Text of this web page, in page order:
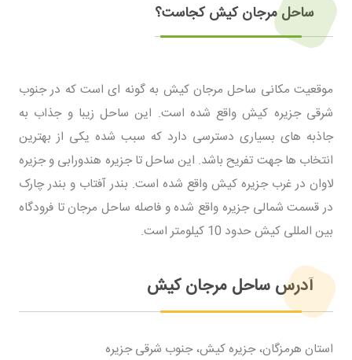
ساحل مرجان کیش کجاست؟
موقعیت مکانی ساحل مرجان کیش به گونه ای است که در جنوب
شرقی جزیره کیش واقع شده است. این ساحل زیبا و جذاب به
جاذبه های بسیاری دسترسی دارد که سبب شده یکی از بهترین
انتخاب ها جهت تفریح باشد. این ساحل تا جزیره هندورابی و جزیره
لاوان در غرب جزیره کیش واقع شده است. بندر آفتاب و بندر چارک
در قسمت شمالی جزیره واقع شده و فاصله ساحل مرجان تا فرودگاه
بین المللی کیش حدود 10 کیلومتر است.
آدرس ساحل مرجان کیش
استان هرمزگان، جزیره کیش، جنوب شرقی جزیره